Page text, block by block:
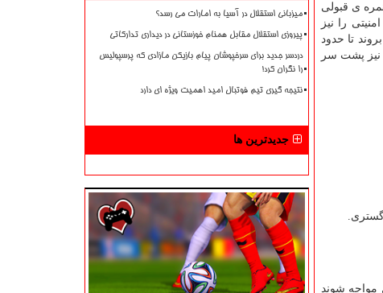
ی قبولی
را نیز
تا حدود
نیز پشت سر
مواجه شوند
میزبانی استقلال در آسیا به امارات می رسد؟
پیروزی استقلال مقابل همنام خوزستانی در دیداری تدارکاتی
دردسر جدید برای سرخپوشان پیام بازیکن مازادی که پرسپولیس
را نگران کرد!
نتیجه گیری تیم فوتبال امید اهمیت ویژه ای دارد
جدیدترین ها